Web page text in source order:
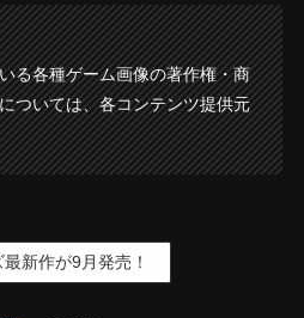
る各種ゲーム画像の著作権・商
ついては、各コンテンツ提供元
新作が9月発売！